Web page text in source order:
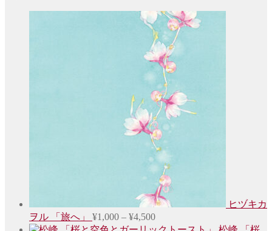
ヒヅキカ
ヲル 「旅へ」
¥1,000 – ¥4,500価
格